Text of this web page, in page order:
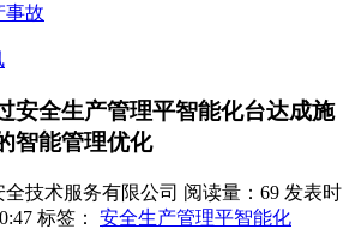
事故
安全生产管理平智能化台达成施
智能管理优化
技术服务有限公司 阅读量：69 发表时
标签： 安全生产管理平智能化